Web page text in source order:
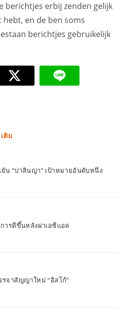
berichtjes erbij zenden gelijk
en de ben soms
berichtjes gebruikelijk
ติม
ยัน “ปาลินญ่า” เป้าหมายอันดับหนึ่ง
การดีขึ้นหลังผ่าเอซีแอล
รจาสัญญาใหม่ “อิสโก้”